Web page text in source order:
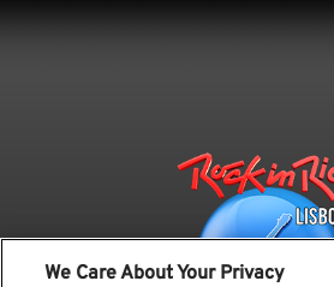
We Care About Your Privacy